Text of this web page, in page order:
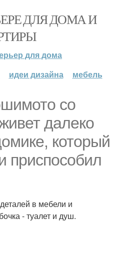
ДЛЯ ДОМА И
для дома
идеи дизайна мебель
со
далеко
который
приспособил
в мебели и
- туалет и душ.